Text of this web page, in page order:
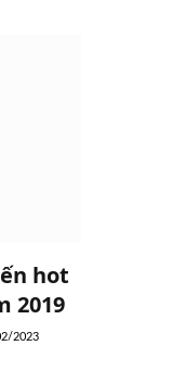
hot
2019
2023